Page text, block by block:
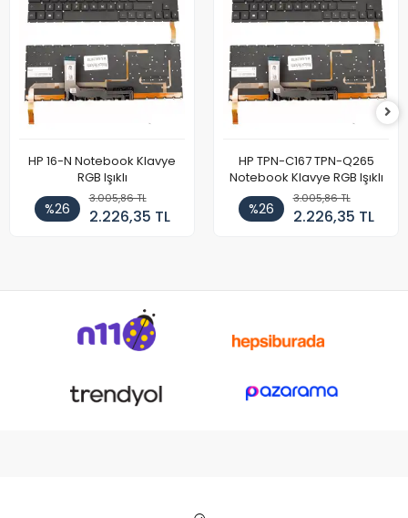
HP 16-N Notebook Klavye
RGB Işıklı
%26
3.005,86 TL
2.226,35 TL
HP TPN-C167 TPN-Q265
Notebook Klavye RGB Işıklı
%26
3.005,86 TL
2.226,35 TL